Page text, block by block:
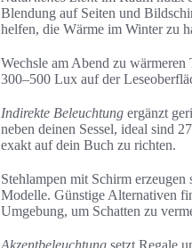
Blendung auf Seiten und
helfen, die Wärme im Winter zu
Wechsle am Abend zu
300–500 Lux auf der
Indirekte Beleuchtung ergänzt
neben deinen Sessel, ideal sind
exakt auf dein Buch zu richten.
Stehlampen mit Schirm
Modelle. Günstige Alternativen
Umgebung, um Schatten zu
Akzentbeleuchtung setzt Regale